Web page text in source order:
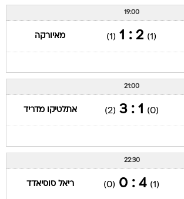
19:00
(1)
2 : 1
(1) מאיורקה
21:00
(0)
1 : 3
(2) אתלטיקו מדריד
22:30
(1)
4 : 0
(0) ריאל סוסיאדד